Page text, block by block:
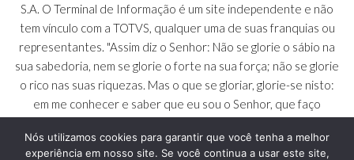
S.A. O Terminal de Informação é um site independente e não
tem vínculo com a TOTVS, qualquer uma de suas franquias ou
representantes. "Assim diz o Senhor: Não se glorie o sábio na
sua sabedoria, nem se glorie o forte na sua força; não se glorie
o rico nas suas riquezas. Mas o que se gloriar, glorie-se nisto:
em me conhecer e saber que eu sou o Senhor, que faço
Nós utilizamos cookies para garantir que você tenha a melhor
experiência em nosso site. Se você continua a usar este site,